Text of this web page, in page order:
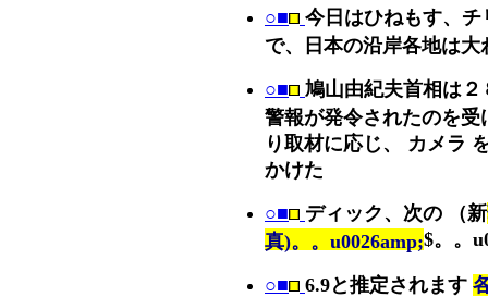
○■ 今日はひねもす、
で、日本の沿岸各地は大
○■ 鳩山由紀夫首相は
警報が発令されたのを
り取材に応じ、 カメラ
かけた
○■ ディック、次の （新
真)。。u0026amp;$。。
○■ 6.9と推定されます